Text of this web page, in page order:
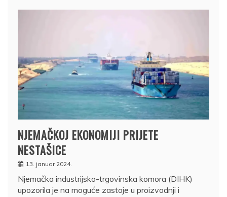
NJEMAČKOJ EKONOMIJI PRIJETE
NESTAŠICE
13. januar 2024.
Njemačka industrijsko-trgovinska komora (DIHK)
upozorila je na moguće zastoje u proizvodnji i